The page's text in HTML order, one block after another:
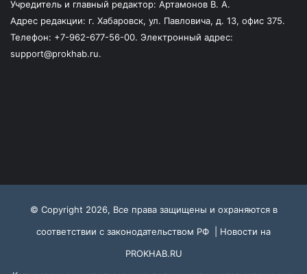
Учредитель и главный редактор: Артамонов В. А.
Адрес редакции: г. Хабаровск, ул. Павловича, д. 13, офис 375.
Телефон: +7-962-677-56-00. Электронный адрес:
support@prokhab.ru.
© Copyright 2026, Все права защищены и охраняются в
соответствии с законодательством РФ | Новости на
PROKHAB.RU